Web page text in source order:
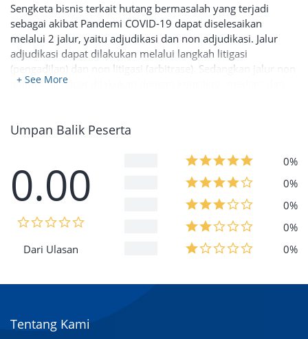
Sengketa bisnis terkait hutang bermasalah yang terjadi
sebagai akibat Pandemi COVID-19 dapat diselesaikan
melalui 2 jalur, yaitu adjudikasi dan non adjudikasi. Jalur
adjudikasi dapat dilakukan melalui langkah litigasi
(pengadilan) dan non litigasi (arbitrase). Sedangkan jalur non
adjudikasi dapat dilakukan dengan konsiliasi, mediasi dan
dahulu melakukan pengajuan permohonan Penundaan
+ See More
Umpan Balik Peserta
0.00
Dari Ulasan
0%
0%
0%
0%
0%
Tentang Kami